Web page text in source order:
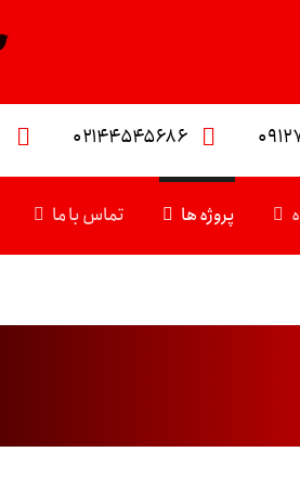
۰۲۱۴۴۵۴۵۶۸۶
پروژه ها تماس با ما